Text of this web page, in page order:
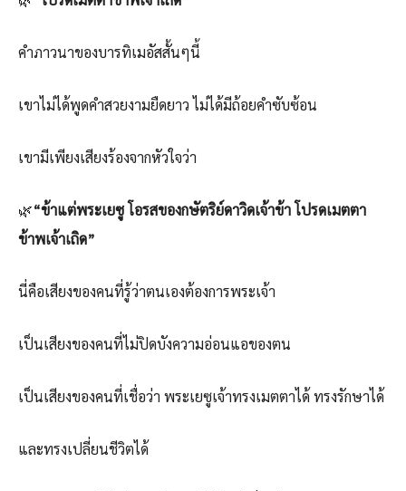
คำภาวนาของบารทิเมอัสสั้นๆนี้
เขาไม่ได้พูดคำสวยงามยืดยาว ไม่ได้มีถ้อยคำซับซ้อน
เขามีเพียงเสียงร้องจากหัวใจว่า
🌿“ข้าแต่พระเยซู โอรสของกษัตริย์ดาวิดเจ้าข้า โปรดเมตตา
ข้าพเจ้าเถิด”
นี่คือเสียงของคนที่รู้ว่าตนเองต้องการพระเจ้า
เป็นเสียงของคนที่ไม่ปิดบังความอ่อนแอของตน
เป็นเสียงของคนที่เชื่อว่า พระเยซูเจ้าทรงเมตตาได้ ทรงรักษาได้
และทรงเปลี่ยนชีวิตได้